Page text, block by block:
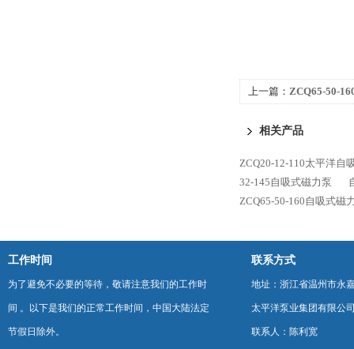
上一篇： ZCQ65-50-
相关产品
ZCQ20-12-110太平洋自
32-145自吸式磁力泵
ZCQ65-50-160自吸式磁
工作时间
为了避免不必要的等待，敬请注意我们的工作时
间 。以下是我们的正常工作时间，中国大陆法定
节假日除外。
联系方式
地址：浙江省温州市永
太平洋泵业集团有限公
联系人：陈利宽